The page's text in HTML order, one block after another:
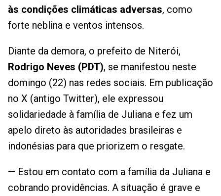
às condições climáticas adversas, como
forte neblina e ventos intensos.
Diante da demora, o prefeito de Niterói,
Rodrigo Neves (PDT), se manifestou neste
domingo (22) nas redes sociais. Em publicação
no X (antigo Twitter), ele expressou
solidariedade à família de Juliana e fez um
apelo direto às autoridades brasileiras e
indonésias para que priorizem o resgate.
— Estou em contato com a família da Juliana e
cobrando providências. A situação é grave e